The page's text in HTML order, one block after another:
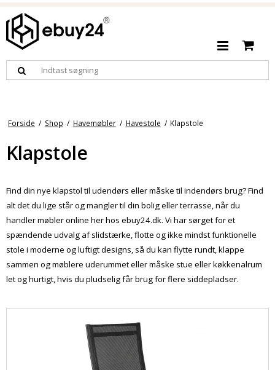
Forside / Shop / Havemøbler / Havestole / Klapstole
Klapstole
Find din nye klapstol til udendørs eller måske til indendørs brug? Find
alt det du lige står og mangler til din bolig eller terrasse, når du
handler møbler online her hos ebuy24.dk. Vi har sørget for et
spændende udvalg af slidstærke, flotte og ikke mindst funktionelle
stole i moderne og luftigt designs, så du kan flytte rundt, klappe
sammen og møblere uderummet eller måske stue eller køkkenalrum
let og hurtigt, hvis du pludselig får brug for flere siddepladser.